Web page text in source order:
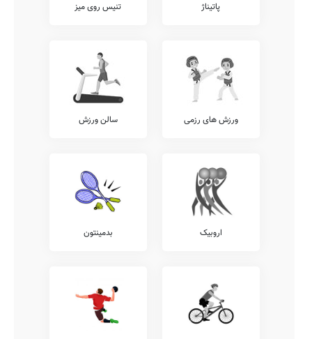
پاتیناژ تنیس روی میز
ورزش های رزمی سالن ورزش
اروبیک بدمینتون